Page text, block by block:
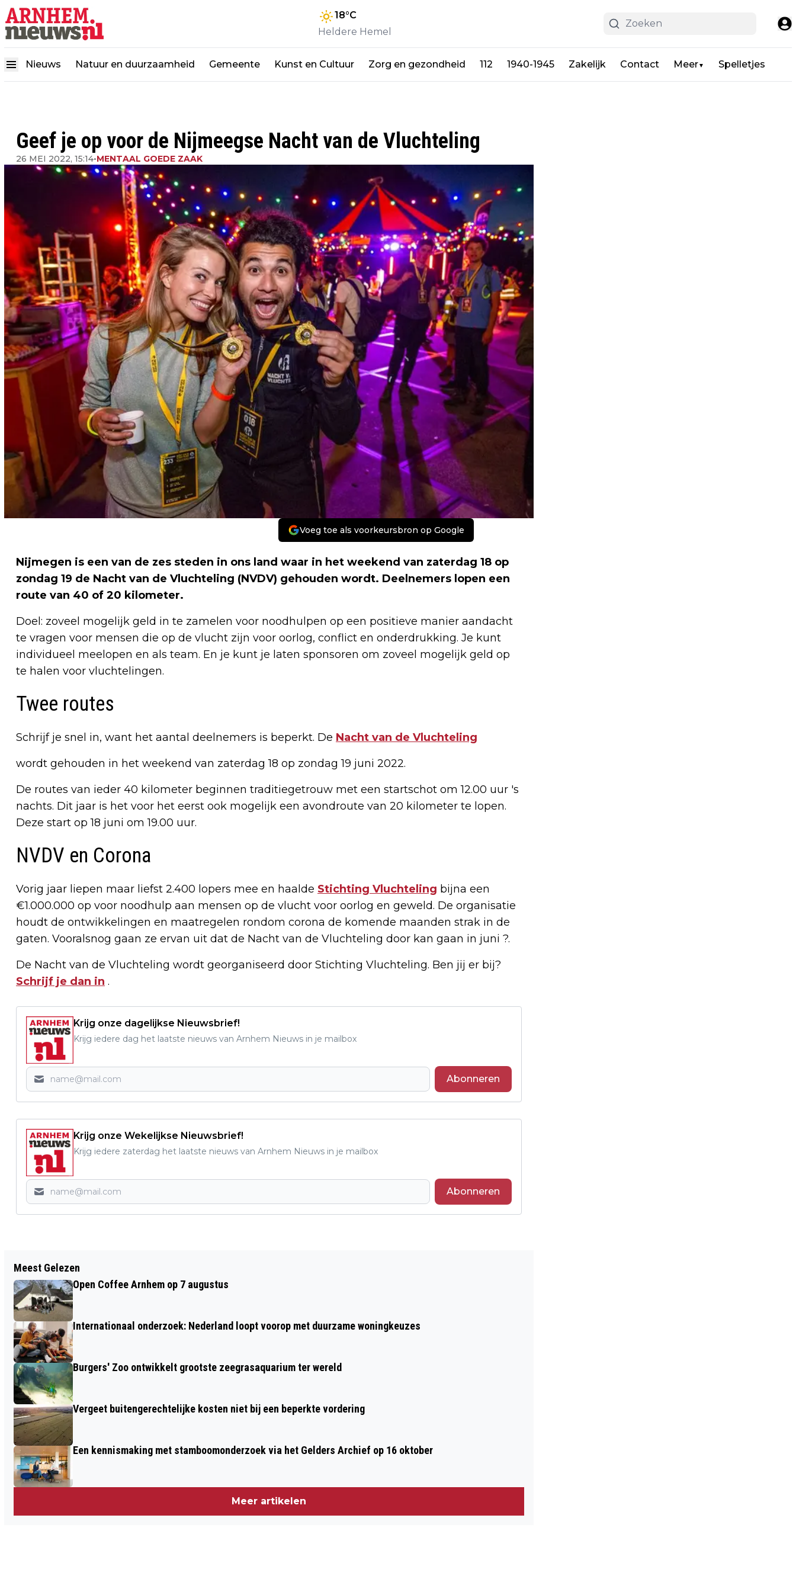
18°C
Heldere Hemel
Nieuws Natuur en duurzaamheid Gemeente Kunst en Cultuur Zorg en gezondheid 112 1940-1945 Zakelijk Contact Meer▼ Spelletjes
Geef je op voor de Nijmeegse Nacht van de Vluchteling
26 MEI 2022, 15:14•MENTAAL GOEDE ZAAK
Voeg toe als voorkeursbron op Google
Nijmegen is een van de zes steden in ons land waar in het weekend van zaterdag 18 op
zondag 19 de Nacht van de Vluchteling (NVDV) gehouden wordt. Deelnemers lopen een
route van 40 of 20 kilometer.
Doel: zoveel mogelijk geld in te zamelen voor noodhulpen op een positieve manier aandacht
te vragen voor mensen die op de vlucht zijn voor oorlog, conflict en onderdrukking. Je kunt
individueel meelopen en als team. En je kunt je laten sponsoren om zoveel mogelijk geld op
te halen voor vluchtelingen.
Twee routes
Schrijf je snel in, want het aantal deelnemers is beperkt. De Nacht van de Vluchteling
wordt gehouden in het weekend van zaterdag 18 op zondag 19 juni 2022.
De routes van ieder 40 kilometer beginnen traditiegetrouw met een startschot om 12.00 uur 's
nachts. Dit jaar is het voor het eerst ook mogelijk een avondroute van 20 kilometer te lopen.
Deze start op 18 juni om 19.00 uur.
NVDV en Corona
Vorig jaar liepen maar liefst 2.400 lopers mee en haalde Stichting Vluchteling bijna een
€1.000.000 op voor noodhulp aan mensen op de vlucht voor oorlog en geweld. De organisatie
houdt de ontwikkelingen en maatregelen rondom corona de komende maanden strak in de
gaten. Vooralsnog gaan ze ervan uit dat de Nacht van de Vluchteling door kan gaan in juni ?.
De Nacht van de Vluchteling wordt georganiseerd door Stichting Vluchteling. Ben jij er bij?
Schrijf je dan in .
Krijg onze dagelijkse Nieuwsbrief!
Krijg iedere dag het laatste nieuws van Arnhem Nieuws in je mailbox
Abonneren
Krijg onze Wekelijkse Nieuwsbrief!
Krijg iedere zaterdag het laatste nieuws van Arnhem Nieuws in je mailbox
Abonneren
DRIE SLUITINGEN OP ÉÉN DAG DOOR
BURGEMEESTER
Meest Gelezen
Open Coffee Arnhem op 7 augustus
Internationaal onderzoek: Nederland loopt voorop met duurzame woningkeuzes
Burgers' Zoo ontwikkelt grootste zeegrasaquarium ter wereld
Vergeet buitengerechtelijke kosten niet bij een beperkte vordering
Een kennismaking met stamboomonderzoek via het Gelders Archief op 16 oktober
Meer artikelen